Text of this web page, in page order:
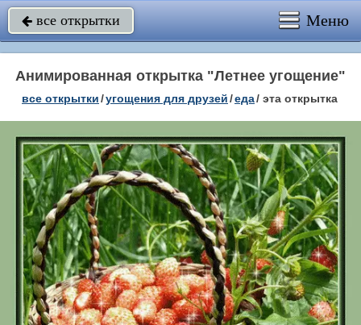
 все открытки Меню
Анимированная открытка "Летнее угощение"
все открытки/угощения для друзей/еда/ эта открытка